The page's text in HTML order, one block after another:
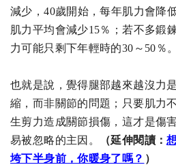
減少，40歲開始，每年肌力會降
肌力平均會減少15％；若不多鍛
力可能只剩下年輕時的30～50％。
也就是說，覺得腿部越來越沒力
縮，而非關節的問題；只要肌力
生剪力造成關節損傷，這才是傷
易被忽略的主因。
（延伸閱讀：
垮下半身前，你暖身了嗎？ ）